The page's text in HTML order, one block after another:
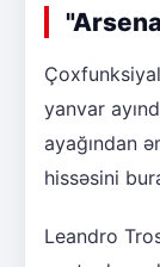
yanvar
ayağından
hissəsini
Leandro